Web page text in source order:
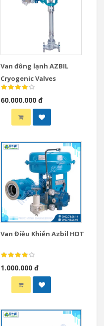
Van đông lạnh AZBIL
Cryogenic Valves
60.000.000 đ
Van Điều Khiển Azbil HDT
1.000.000 đ